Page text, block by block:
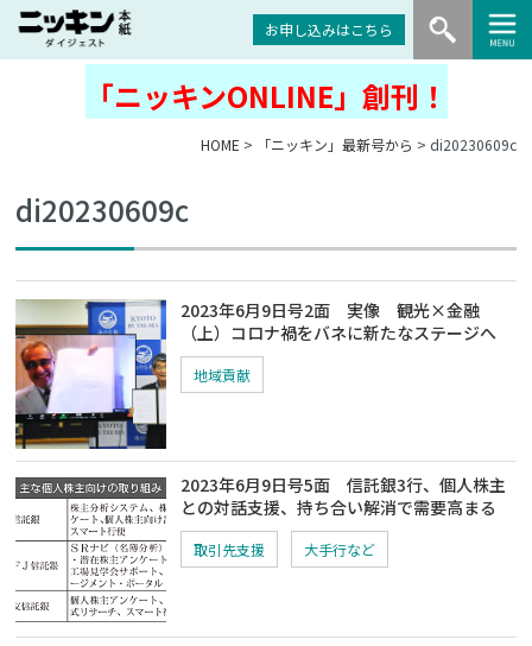
お申し込みはこちら
「ニッキンONLINE」創刊！
HOME > 「ニッキン」最新号から > di20230609c
di20230609c
2023年6月9日号2面 実像 観光×金融
（上）コロナ禍をバネに新たなステージへ
地域貢献
2023年6月9日号5面 信託銀3行、個人株主
との対話支援、持ち合い解消で需要高まる
取引先支援 大手行など